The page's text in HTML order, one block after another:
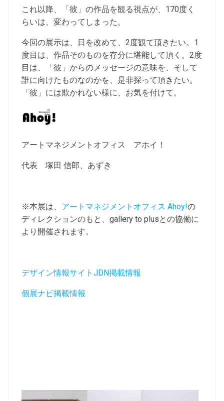
これ以降、「彼」の作品を観る視点が、170度く
らいは、変わってしまった。
今回の展示は、日を改めて、2度観て頂きたい。1
度目は、作品そのものを存分に堪能して頂く。2度
目は、「彼」からのメッセージの意味を、そして
誰に向けたものなのかを、是非探って頂きたい。
「彼」には欺かれない様に、お気を付けて。
アートマネジメントオフィス アホイ！
代表 塚田 信郎、あずき
※本展は、 アートマネジメントオフィス Ahoy!の
ディレクションのもと、gallery to plusとの協働に
より開催されます。
デザイン情報サイトJDN掲載情報
個展ナビ掲載情報